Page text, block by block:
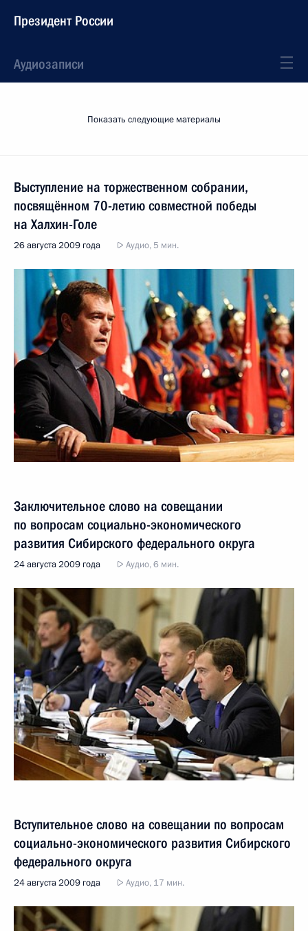
Президент России
Аудиозаписи
Показать следующие материалы
Выступление на торжественном собрании,
посвящённом 70-летию совместной победы
на Халхин-Голе
26 августа 2009 года Аудио, 5 мин.
Заключительное слово на совещании
по вопросам социально-экономического
развития Сибирского федерального округа
24 августа 2009 года Аудио, 6 мин.
Вступительное слово на совещании по вопросам
социально-экономического развития Сибирского
федерального округа
24 августа 2009 года Аудио, 17 мин.